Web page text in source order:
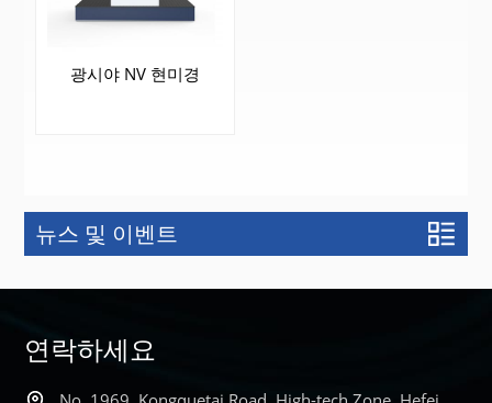
광시야 NV 현미경
뉴스 및 이벤트
연락하세요